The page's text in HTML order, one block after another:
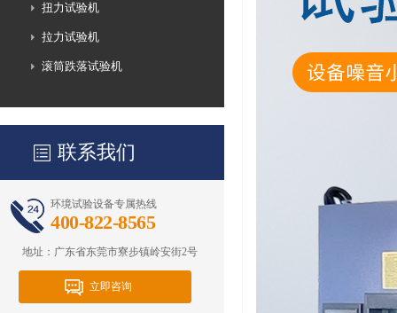
扭力试验机
拉力试验机
滚筒跌落试验机
联系我们
环境试验设备专属热线
400-822-8565
地址：广东省东莞市寮步镇岭安街2号
立即咨询